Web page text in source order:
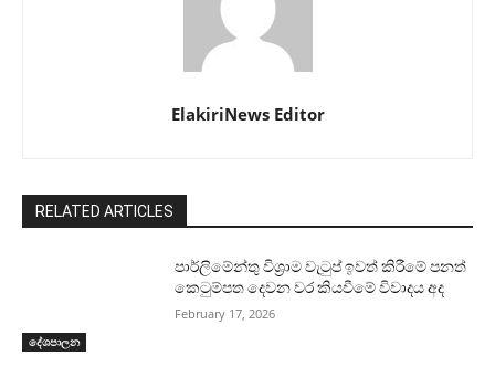
ElakiriNews Editor
RELATED ARTICLES
දේශපාලන
පාර්ලිමේන්තු විශ්‍රාම වැටුප් ඉවත් කිරීමේ පනත්
කෙටුම්පත දෙවන වර කියවීමේ විවාදය අද
February 17, 2026